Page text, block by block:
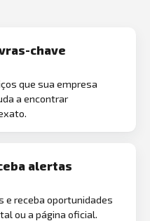
chave
que sua empresa
a encontrar
alertas
e receba oportunidades
ou a página oficial.